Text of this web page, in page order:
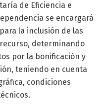
de Eficiencia e
se encargará
la inclusión de las
determinando
por la bonificación y
teniendo en cuenta
condiciones